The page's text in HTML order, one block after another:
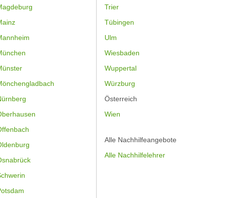
Trier
Tübingen
Ulm
Wiesbaden
Wuppertal
Würzburg
Österreich
Wien
Alle Nachhilfeangebote
Alle Nachhilfelehrer